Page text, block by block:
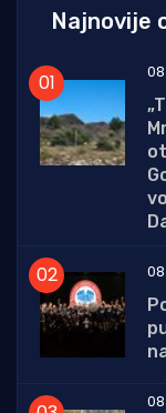
Najnovije